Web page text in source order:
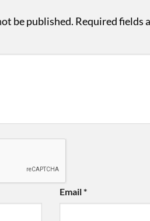
be published. Required fields
Email*